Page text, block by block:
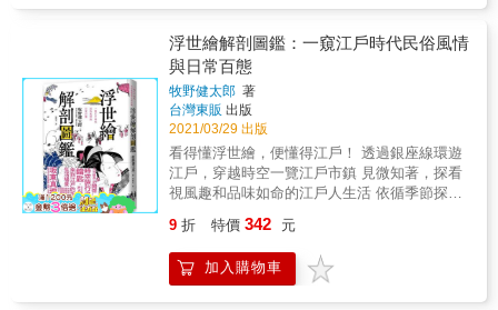
手，再一次深深鞠躬（禮）﹝一禮﹞ ●去看能
──能劇舞台設有屋頂，與觀眾席間沒有布幕。
有固定的上演形式和特殊的動作，依序演出
「神、男、女、狂、鬼」五種類型的能劇，並
於其間穿插狂言。 ˙不可或缺的面具、戲服和道
具 面具基本上大分為翁（老翁）、男、女、
尉、鬼神、冤鬼等，合計超過200種。這些面具
乍看之下沒有太多表情，但只要稍微仰臉，便
能顯露出開朗的神情，低下臉來便會顯露出悲
緒。在能劇中不可或缺的是極盡奢華的戲服，
而扇子也是不可或缺的道具。 ●想體驗茶道，
要怎麼喝？ ˙在茶會上，主人為了展現款待客人
的心意，會特意妝點茶室中的壁龕，、掛上符
描述不足之處，重現風俗原本面貌，且盡可能
從多個角度、多道層次傳承日本的文化。 本書
為復刻版日本文化圖典第四輯，接續第二輯
《江戶武士圖鑑》，本書將以「江戶庶民」為
軸，一一解說江戶庶民的百態，舉凡居處起
居、從事職業、行商種類與街頭表演、生活用
具、服裝與結髮等細項，搭配超過500幅插圖，
圖文對照一目瞭然，絕對是研究江戶史不可不
讀的珍貴資料。 本書特色 ◎日本甲冑研究第一
人．笹間良彥的復原圖錄輯，參考眾多繪圖繪
500幅插圖。 ◎細究江戶時代的士農工商各階
層，圖解江戶府內的自治組織、社會機能與設
施，搜羅一年例行活動、服裝打扮與娛樂事
到，還有些字眼在今天正在逐漸成為死語。插
圖與文字配合，俾使讀者可以清楚理解各種現
在聽起來似乎不可思議，甚至無法想像的工
作。 & 全書共分五章，包括 一‧商業 生意的
形態與運輸 二‧住宅 家宅建設與生活道具 三‧
吃食 日常三餐與零食 四‧養生 醫療與藥品
五‧祈禱 求神問佛 & 每章會先詳細解說當時的
社會、文化、生活狀況，以及在那些狀況之
下，衍生出哪些種類的工作職業所需，繼而一
一解釋各項工作的內容概論。 & 本書特色 & ★
作。 ★ 全書列舉兩百五十多類職種，採用近五
百張圖片。 ★ 五大主題，資料豐富，包括基本
的食、住、商賣、健康、信仰等範疇中，百工
浮世繪解剖圖鑑：一窺江戶時代民俗風情
與日常百態
牧野健太郎 著
台灣東販 出版
2021/03/29 出版
看得懂浮世繪，便懂得江戶！ 透過銀座線環遊
江戶，穿越時空一覽江戶市鎮 見微知著，探看
視風趣和品味如命的江戶人生活 依循季節探索
本的一種繪畫藝術形式，是一把開啟時空旅行
之門的鑰匙， 會引領觀者來到江戶的街道與生
活場景，將江戶時期人們所生活的現世、人間
9 折 特價 342 元
加入購物車